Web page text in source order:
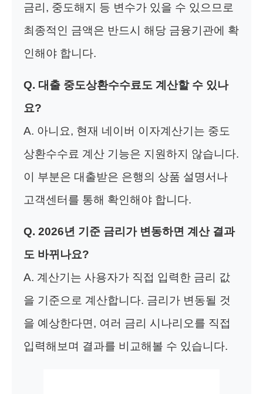
금리, 중도해지 등 변수가 있을 수 있으므로
최종적인 금액은 반드시 해당 금융기관에 확
인해야 합니다.
Q. 대출 중도상환수수료도 계산할 수 있나
요?
A. 아니요, 현재 네이버 이자계산기는 중도
상환수수료 계산 기능은 지원하지 않습니다.
이 부분은 대출받은 은행의 상품 설명서나
고객센터를 통해 확인해야 합니다.
Q. 2026년 기준 금리가 변동하면 계산 결과
도 바뀌나요?
A. 계산기는 사용자가 직접 입력한 금리 값
을 기준으로 계산합니다. 금리가 변동될 것
을 예상한다면, 여러 금리 시나리오를 직접
입력해보며 결과를 비교해볼 수 있습니다.